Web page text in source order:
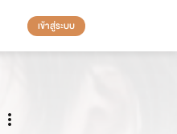
เข้าสู่ระบบ